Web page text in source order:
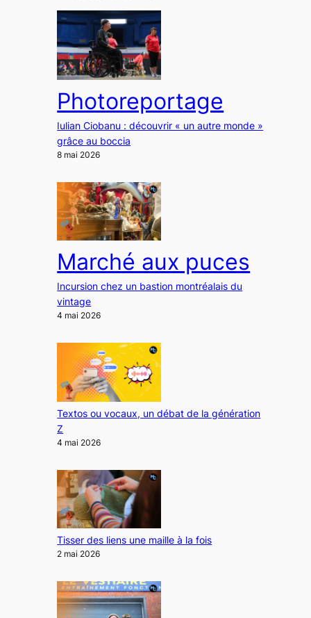
Photoreportage
Iulian Ciobanu : découvrir « un autre monde »
grâce au boccia
8 mai 2026
Marché aux puces
Incursion chez un bastion montréalais du
vintage
4 mai 2026
Textos ou vocaux, un débat de la génération
Z
4 mai 2026
Tisser des liens une maille à la fois
2 mai 2026